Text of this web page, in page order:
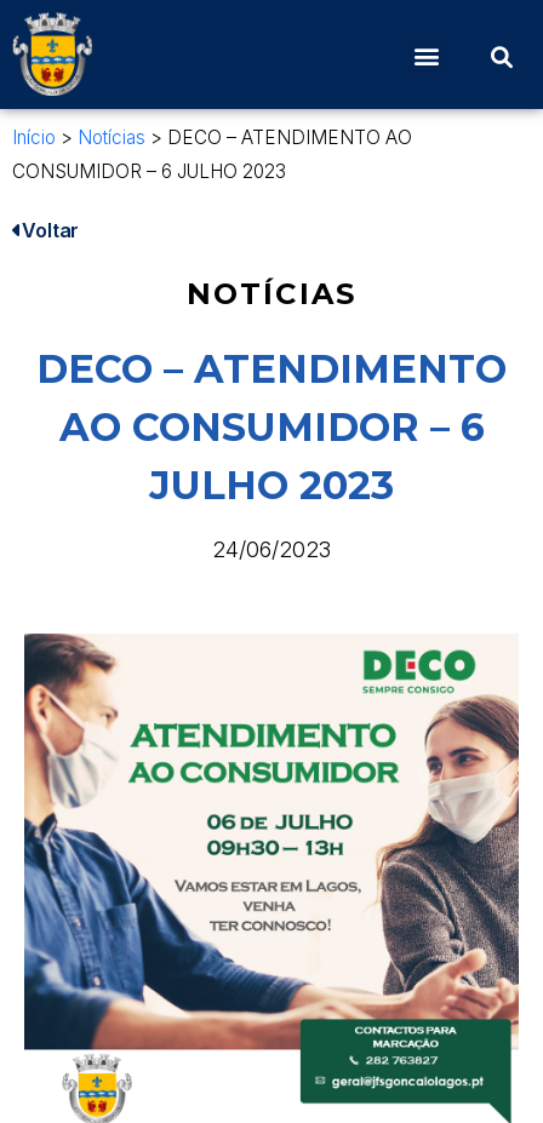
Início > Notícias > DECO – ATENDIMENTO AO
CONSUMIDOR – 6 JULHO 2023
Voltar
NOTÍCIAS
DECO – ATENDIMENTO
AO CONSUMIDOR – 6
JULHO 2023
24/06/2023